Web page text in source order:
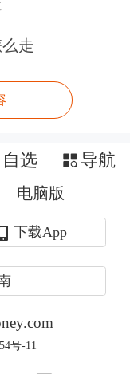
姓针对中国
为了重振美
中国船东和
线主要使用
例，仅挂靠1
计增加304
舶预计增加
。
走
自选 导航
电脑版
下载App
号-11